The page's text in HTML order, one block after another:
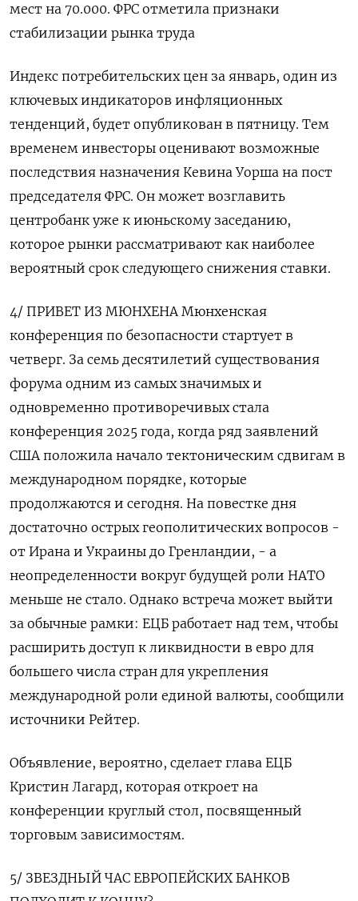
мест на 70.000. ФРС отметила признаки
стабилизации рынка труда
Индекс потребительских цен за ⁠январь, один из
ключевых индикаторов инфляционных
тенденций, будет опубликован в пятницу. Тем
временем инвесторы оценивают ‍возможные
последствия назначения Кевина Уорша на пост
председателя ФРС. Он может возглавить
центробанк уже к июньскому заседанию,
которое рынки рассматривают как наиболее
вероятный срок следующего снижения ставки.
4/ ‌ПРИВЕТ ИЗ МЮНХЕНА Мюнхенская
конференция по безопасности стартует в
четверг. За семь десятилетий существования
форума одним из самых значимых и
одновременно противоречивых стала
конференция 2025 года, когда ряд заявлений
США положила начало тектоническим сдвигам в
международном порядке, которые
продолжаются и сегодня. На повестке дня
достаточно острых геополитических вопросов -
от Ирана и Украины до Гренландии, - а
неопределенности вокруг будущей роли НАТО
меньше не стало. Однако встреча может выйти
за обычные рамки: ЕЦБ работает над тем, чтобы
расширить доступ к ликвидности в евро для
большего числа стран для укрепления
международной роли единой валюты, сообщили
источники Рейтер.
Объявление, вероятно, сделает глава ЕЦБ
Кристин Лагард, которая откроет на
конференции круглый стол, посвященный
торговым зависимостям.
5/ ЗВЕЗДНЫЙ ЧАС ЕВРОПЕЙСКИХ БАНКОВ